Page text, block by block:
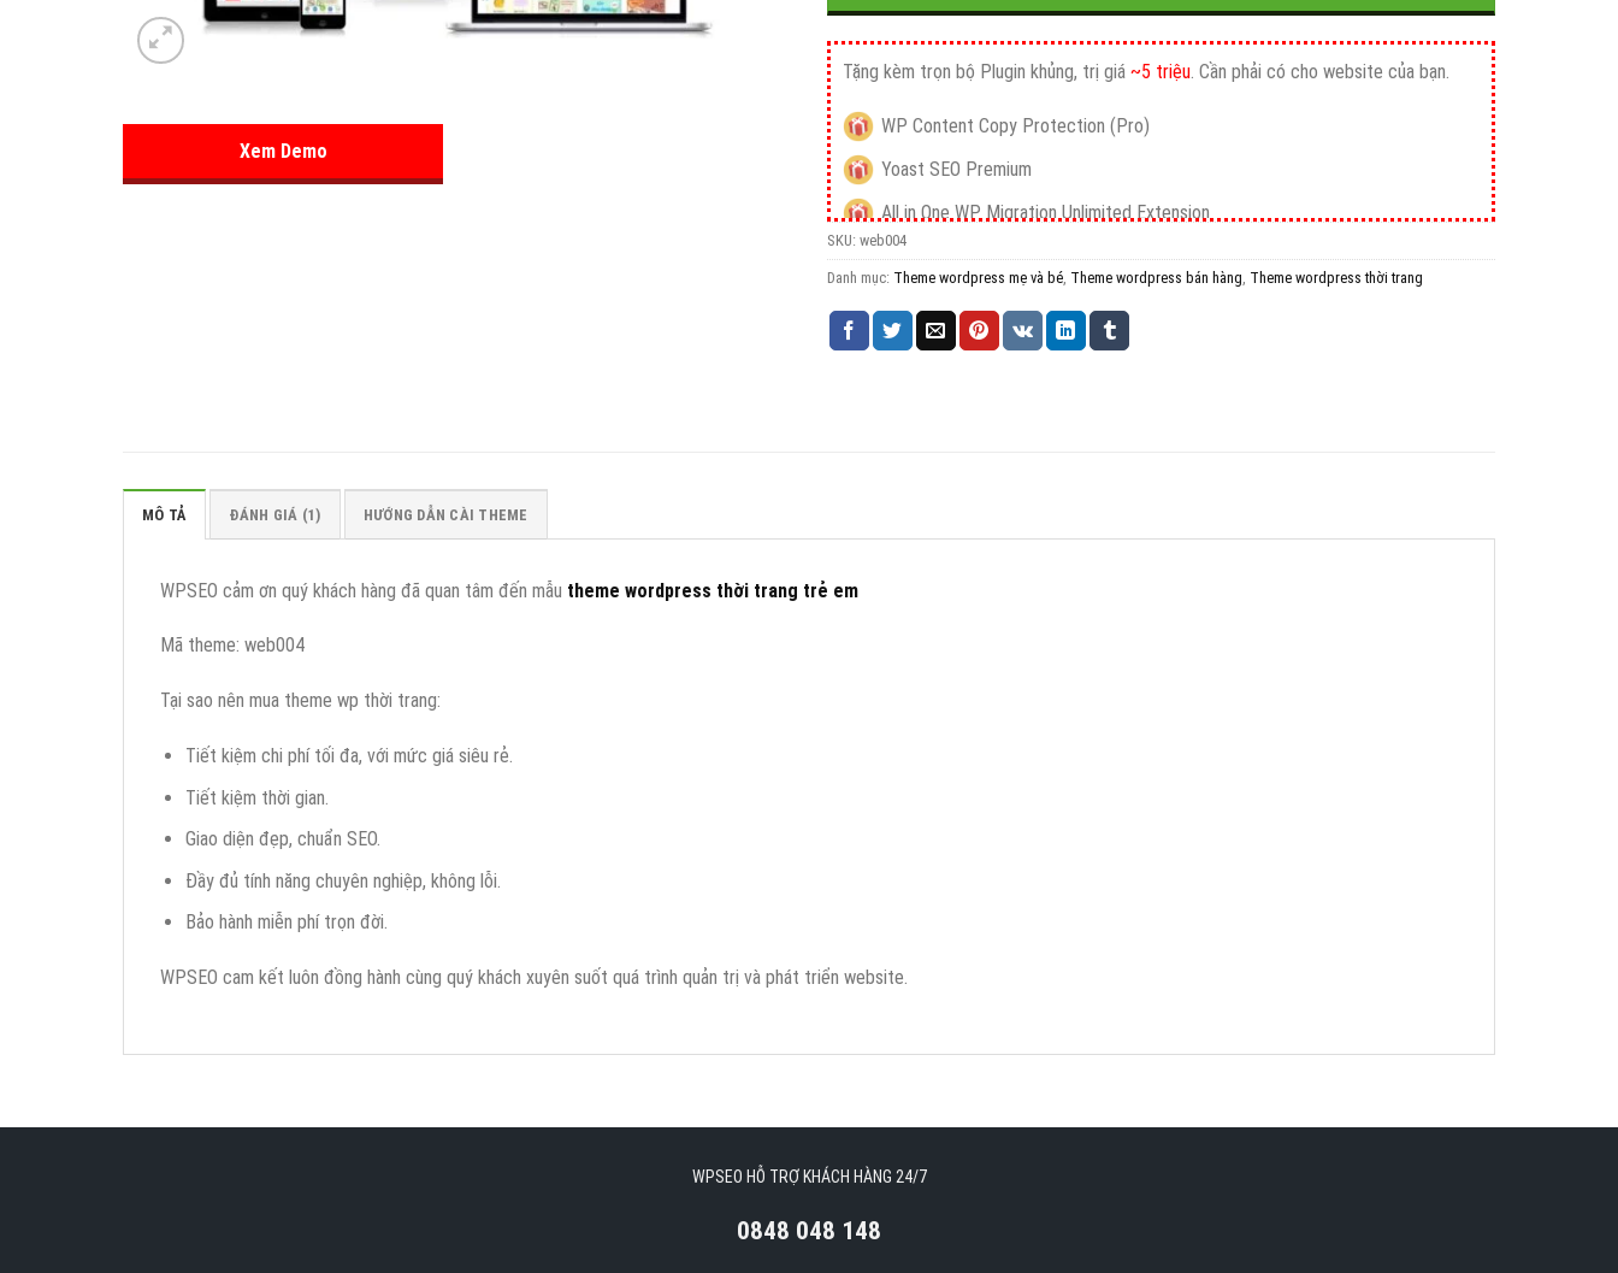
Xem Demo
Tặng kèm trọn bộ Plugin khủng, trị giá ~5 triệu . Cần phải có cho website của bạn.
WP Content Copy Protection (Pro)
Yoast SEO Premium
All in One WP Migration Unlimited Extension
iThemes Security Pro
SKU: web004
Danh mục: Theme wordpress mẹ và bé Theme wordpress bán hàng Theme wordpress thời trang
MÔ TẢ ĐÁNH GIÁ (1) HƯỚNG DẪN CÀI THEME
WPSEO cảm ơn quý khách hàng đã quan tâm đến mẫu theme wordpress thời trang trẻ em
Mã theme: web004
Tại sao nên mua theme wp thời trang:
Tiết kiệm chi phí tối đa, với mức giá siêu rẻ.
Tiết kiệm thời gian.
Giao diện đẹp, chuẩn SEO.
Đầy đủ tính năng chuyên nghiệp, không lỗi.
Bảo hành miễn phí trọn đời.
WPSEO cam kết luôn đồng hành cùng quý khách xuyên suốt quá trình quản trị và phát triển website.
WPSEO HỖ TRỢ KHÁCH HÀNG 24/7
0848 048 148